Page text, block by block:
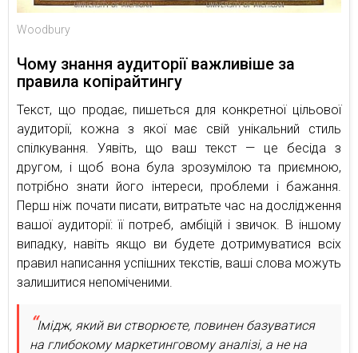
Woodbury
Чому знання аудиторії важливіше за
правила копірайтингу
Текст, що продає, пишеться для конкретної цільової
аудиторії, кожна з якої має свій унікальний стиль
спілкування. Уявіть, що ваш текст — це бесіда з
другом, і щоб вона була зрозумілою та приємною,
потрібно знати його інтереси, проблеми і бажання.
Перш ніж почати писати, витратьте час на дослідження
вашої аудиторії: її потреб, амбіцій і звичок. В іншому
випадку, навіть якщо ви будете дотримуватися всіх
правил написання успішних текстів, ваші слова можуть
залишитися непоміченими.
Імідж, який ви створюєте, повинен базуватися
на глибокому маркетинговому аналізі, а не на